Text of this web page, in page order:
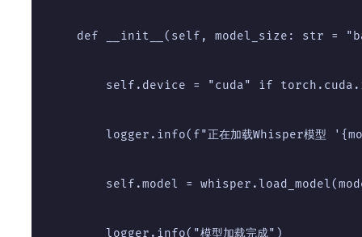
def __init__(self, model_size: str =
self.device = "cuda" if
logger.info(f"正在加载Whisper模型
self.model =
        logger.info("模型加载完成")